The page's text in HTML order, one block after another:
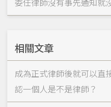
相關文章
成為正式律師後就可以直
認一個人是不是律師？